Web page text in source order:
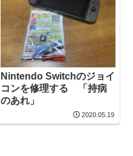
Nintendo Switchのジョイ
コンを修理する 「持病
のあれ」
2020.05.19